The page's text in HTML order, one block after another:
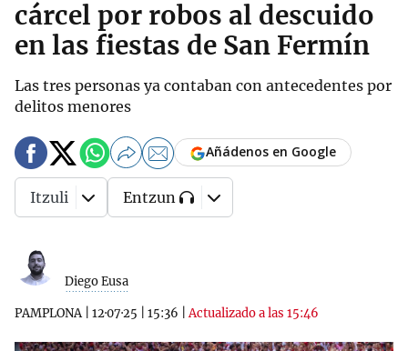
cárcel por robos al descuido
en las fiestas de San Fermín
Las tres personas ya contaban con antecedentes por
delitos menores
Diego Eusa
PAMPLONA| 12·07·25 15:36 |Actualizado a las 15:46
Añádenos en Google
Itzuli Entzun